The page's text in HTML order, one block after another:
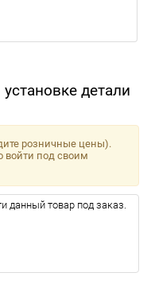
детали
розничные цены).
войти под своим
товар под заказ.